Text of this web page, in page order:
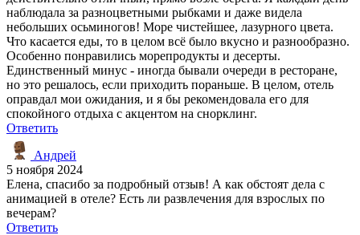
наблюдала за разноцветными рыбками и даже видела
небольших осьминогов! Море чистейшее, лазурного цвета.
Что касается еды, то в целом всё было вкусно и разнообразно.
Особенно понравились морепродукты и десерты.
Единственный минус - иногда бывали очереди в ресторане,
но это решалось, если приходить пораньше. В целом, отель
оправдал мои ожидания, и я бы рекомендовала его для
спокойного отдыха с акцентом на снорклинг.
Ответить
Андрей
5 ноября 2024
Елена, спасибо за подробный отзыв! А как обстоят дела с
анимацией в отеле? Есть ли развлечения для взрослых по
вечерам?
Ответить